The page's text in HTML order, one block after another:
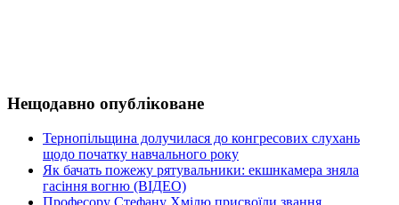
Нещодавно опубліковане
Тернопільщина долучилася до конгресових слухань
щодо початку навчального року
Як бачать пожежу рятувальники: екшнкамера зняла
гасіння вогню (ВІДЕО)
Професору Стефану Хмілю присвоїли звання